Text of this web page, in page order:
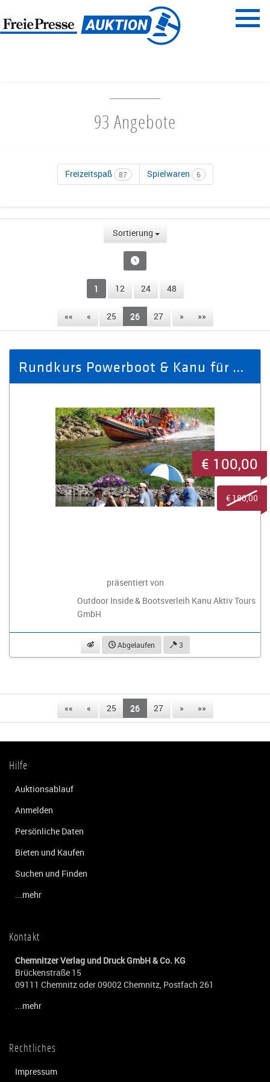
Menü
93 Angebote
Freizeitspaß 87 Spielwaren 6
Sortierung
1 12 24 48
«« « 25 26 27 » »»
Rundkurs Powerboot & Kanu für 4 Pers. Königstein-Schmilka-Königstein
präsentiert von
Outdoor Inside & Bootsverleih Kanu Aktiv Tours
GmbH
beobachtenAbgelaufen 3
€ 100,00
€ 180,00
«« « 25 26 27 » »»
Hilfe
Auktionsablauf
Anmelden
Persönliche Daten
Bieten und Kaufen
Suchen und Finden
...mehr
Kontakt
Chemnitzer Verlag und Druck GmbH & Co. KG
Brückenstraße 15
09111 Chemnitz oder 09002 Chemnitz, Postfach 261
...mehr
Rechtliches
Impressum